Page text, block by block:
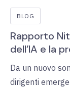
BLOG
Rapporto
dell’IA e la
Da un nuovo
dirigenti